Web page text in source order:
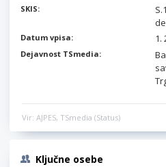
SKIS:
Datum vpisa: 1.
Dejavnost TSmedia:
Vir: AJPES, TSmedia (Status)
Ključne osebe